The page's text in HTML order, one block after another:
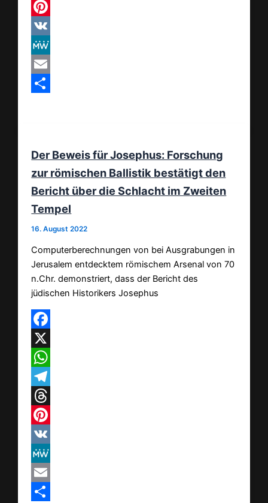
Threads
Pinterest
VK
MeWe
Email
Der Beweis für Josephus: Forschung
zur römischen Ballistik bestätigt den
Bericht über die Schlacht im Zweiten
Tempel
16. August 2022
Computerberechnungen von bei Ausgrabungen in
Jerusalem entdecktem römischem Arsenal von 70
n.Chr. demonstriert, dass der Bericht des
jüdischen Historikers Josephus
Facebook
X
WhatsApp
Telegram
Threads
Pinterest
VK
MeWe
Email